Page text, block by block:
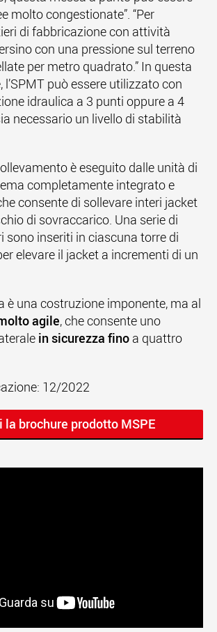
molto congestionate”. “Per
di fabbricazione con attività
con una pressione sul terreno
per metro quadrato.” In questa
può essere utilizzato con
idraulica a 3 punti oppure a 4
necessario un livello di stabilità
è eseguito dalle unità di
completamente integrato e
consente di sollevare interi jacket
di sovraccarico. Una serie di
sono inseriti in ciascuna torre di
elevare il jacket a incrementi di un
è una costruzione imponente, ma al
agile, che consente uno
in sicurezza fino a quattro
12/2022
la brochure prodotto MSPE